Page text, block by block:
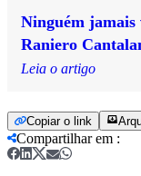
Ninguém jamais
Raniero
Leia o artigo
Copiar o link
Compartilhar em :